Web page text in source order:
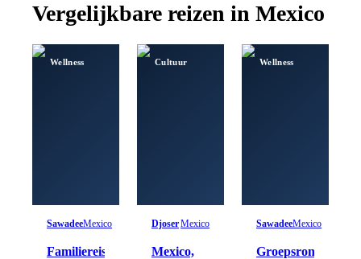
Vergelijkbare reizen in Mexico
Wellness
SawadeeMexico
Familiereis
Cultuur
DjoserMexico
Mexico,
Wellness
SawadeeMexico
Groepsrondreis